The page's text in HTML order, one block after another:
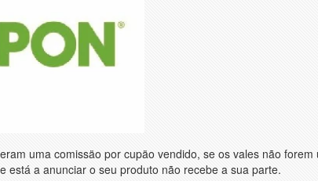
uma comissäo por cupäo vendido, se os vales não
está a anunciar o seu produto não recebe a sua parte.